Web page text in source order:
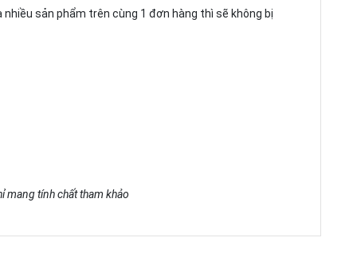
sản phẩm trên cùng 1 đơn hàng thì sẽ không bị
mang tính chất tham khảo